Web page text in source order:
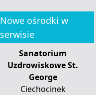
Nowe ośrodki w
serwisie
Sanatorium
Uzdrowiskowe St.
George
Ciechocinek